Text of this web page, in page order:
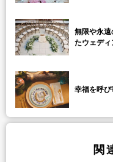
無限や永
たウェディ
幸福を呼
関